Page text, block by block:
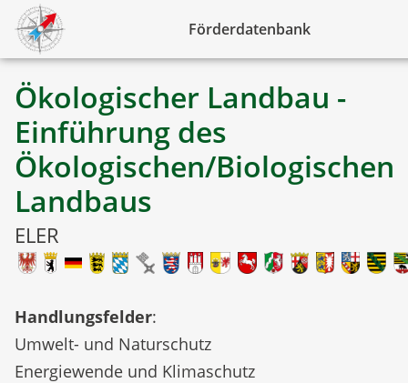
Förderdatenbank
Ökologischer Landbau -
Einführung des
Ökologischen/Biologischen
Landbaus
ELER
Handlungsfelder:
Umwelt- und Naturschutz
Energiewende und Klimaschutz